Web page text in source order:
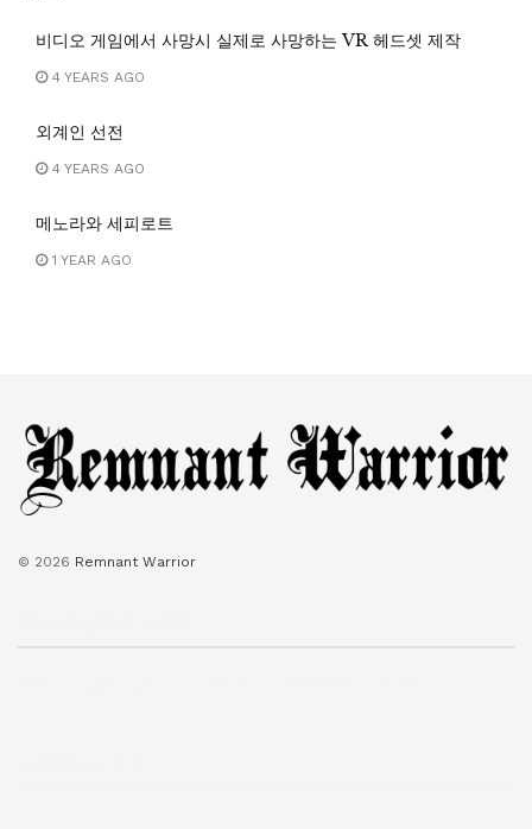
비디오 게임에서 사망시 실제로 사망하는 VR 헤드셋 제작
4 YEARS AGO
외계인 선전
4 YEARS AGO
메노라와 세피로트
1 YEAR AGO
© 2026 Remnant Warrior